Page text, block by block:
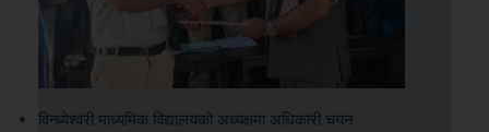
विन्ध्येश्वरी माध्यमिक विद्यालयको अध्यक्षमा अधिकारी चयन